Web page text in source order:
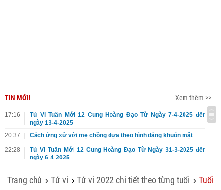
TIN MỚI! Xem thêm >>
17:16
Tử Vi Tuần Mới 12 Cung Hoàng Đạo Từ Ngày 7-4-2025 đến
ngày 13-4-2025
20:37
Cách ứng xử với mẹ chồng dựa theo hình dáng khuôn mặt
22:28
Tử Vi Tuần Mới 12 Cung Hoàng Đạo Từ Ngày 31-3-2025 đến
ngày 6-4-2025
Trang chủ › Tử vi › Tử vi 2022 chi tiết theo từng tuổi › Tuổi